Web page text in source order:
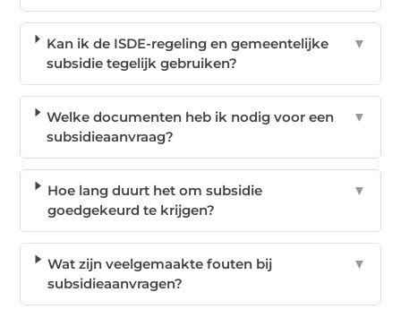
Kan ik de ISDE-regeling en gemeentelijke
subsidie tegelijk gebruiken?
▼
Welke documenten heb ik nodig voor een
subsidieaanvraag?
▼
Hoe lang duurt het om subsidie
goedgekeurd te krijgen?
▼
Wat zijn veelgemaakte fouten bij
subsidieaanvragen?
▼